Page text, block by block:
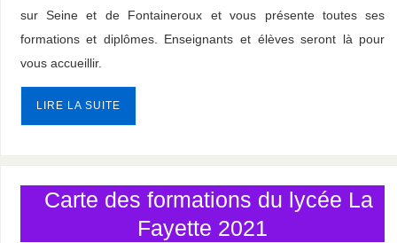
sur Seine et de Fontaineroux et vous présente toutes ses
formations et diplômes. Enseignants et élèves seront là pour
vous accueillir.
LIRE LA SUITE
Carte des formations du lycée La
Fayette 2021